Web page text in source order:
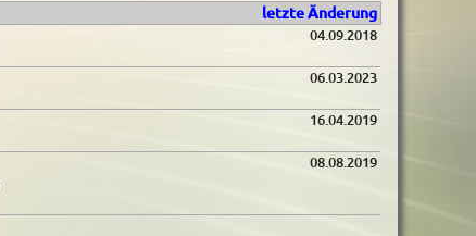
letzte Änderung
04.09.2018
06.03.2023
16.04.2019
08.08.2019